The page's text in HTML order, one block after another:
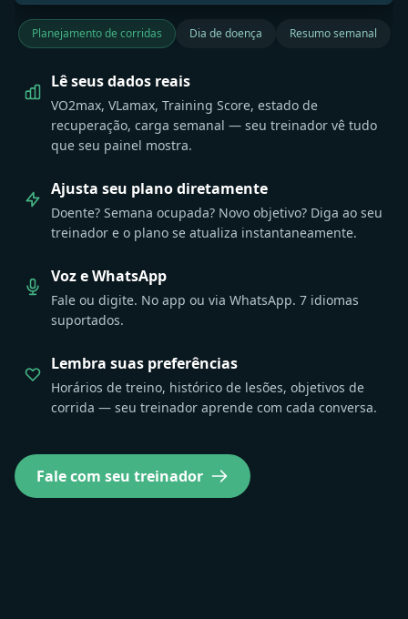
Planejamento de corridas Dia de doença Resumo semanal
Lê seus dados reais
VO2max, VLamax, Training Score, estado de
recuperação, carga semanal — seu treinador vê tudo
que seu painel mostra.
Ajusta seu plano diretamente
Doente? Semana ocupada? Novo objetivo? Diga ao seu
treinador e o plano se atualiza instantaneamente.
Voz e WhatsApp
Fale ou digite. No app ou via WhatsApp. 7 idiomas
suportados.
Lembra suas preferências
Horários de treino, histórico de lesões, objetivos de
corrida — seu treinador aprende com cada conversa.
Fale com seu treinador